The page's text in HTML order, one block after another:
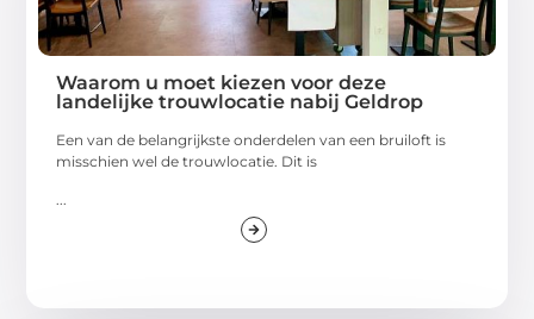
Waarom u moet kiezen voor deze
landelijke trouwlocatie nabij Geldrop
Een van de belangrijkste onderdelen van een bruiloft is
misschien wel de trouwlocatie. Dit is
...